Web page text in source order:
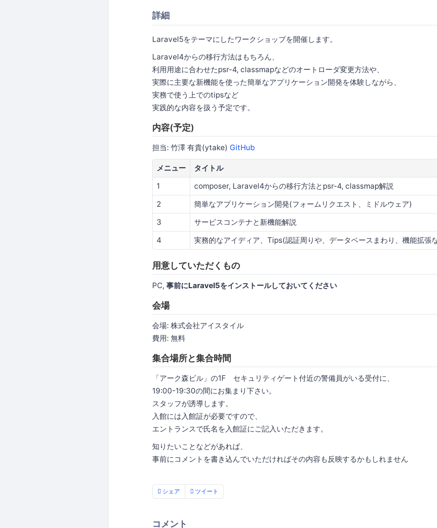
詳細
Laravel5をテーマにしたワークショップを開催します。
Laravel4からの移行方法はもちろん、
利用用途に合わせたpsr-4, classmapなどのオートローダ変更方法や、
実際に主要な新機能を使った簡単なアプリケーション開発を体験しながら、
実務で使う上でのtipsなど
実践的な内容を扱う予定です。
内容(予定)
担当: 竹澤 有貴(ytake) GitHub
メニュー
タイトル
1
composer, Laravel4からの移行方法とpsr-4, classmap解説
2
簡単なアプリケーション開発(フォームリクエスト、ミドルウェア)
3
サービスコンテナと新機能解説
4
実務的なアイディア、Tips(認証周りや、データベースまわり、機能拡張
用意していただくもの
PC, 事前にLaravel5をインストールしておいてください
会場
会場: 株式会社アイスタイル
費用: 無料
集合場所と集合時間
「アーク森ビル」の1F セキュリティゲート付近の警備員がいる受付に、
19:00-19:30の間にお集まり下さい。
スタッフが誘導します。
入館には入館証が必要ですので、
エントランスで氏名を入館証にご記入いただきます。
知りたいことなどがあれば、
事前にコメントを書き込んでいただければその内容も反映するかもしれません
シェア ツイート
コメント